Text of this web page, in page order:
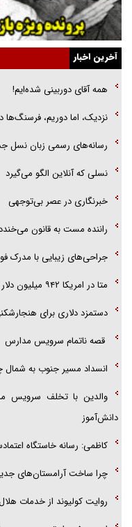
یهودی‌ها در ادبیات داستانی
گفت‌وگو با خواهر یکی از
اهل خدمت بی‌منت بود
آخرین اخبار
همه آقای دوربینی شده‌ایم!
نزدیک، اما دوریم، فرسنگ‌ها
رسانه‌های رسمی زبان نسل
نسلی که آنلاین الگو می‌گیرد
‌خبرنگاری در عصر بی‌توجهی
راننده مست به قانون
جراحی‌های زیبایی با مدرک
متا در امریکا ۹۴۲ میلیون دلار محکوم شد
دستمزد دلاری برای
قصه ناتمام سرویس مدارس
انسداد مسیر جنوب به شمال
والدین با تخلف سرویس
دانش‌آموز
کاظمی: رسانه خاستگاه
چرا ساخت آرامستان‌های
روایت کولیوند از خدمات